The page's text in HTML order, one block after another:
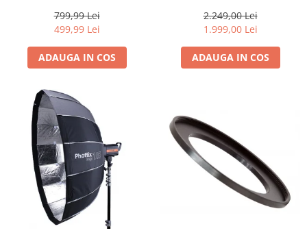
799,99 Lei
499,99 Lei
ADAUGA IN COS
intemperii pentru fotografie
de zi cu zi
2.249,00 Lei
1.999,00 Lei
ADAUGA IN COS